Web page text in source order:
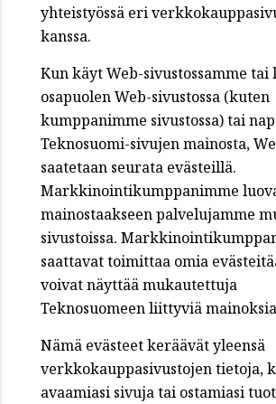
yhteistyössä eri
kanssa.
Kun käyt Web-sivustossamme tai
osapuolen Web-sivustossa (kuten
kumppanimme sivustossa) tai
Teknosuomi-sivujen mainosta,
saatetaan seurata evästeillä.
Markkinointikumppanimme
mainostaakseen palvelujamme
sivustoissa.
saattavat toimittaa omia
voivat näyttää mukautettuja
Teknosuomeen liittyviä
Nämä evästeet keräävät yleensä
verkkokauppasivustojen tietoja,
avaamiasi sivuja tai ostamiasi